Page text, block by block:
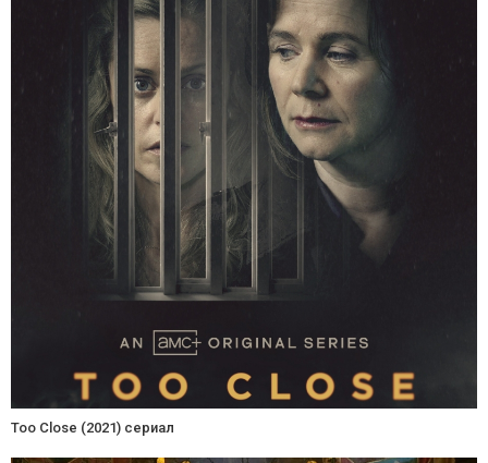
Too Close (2021) сериал